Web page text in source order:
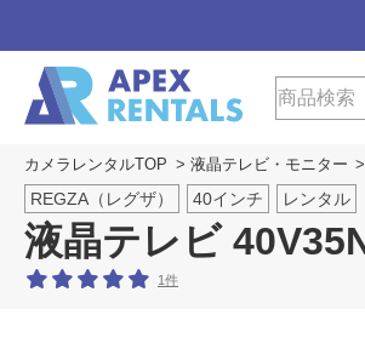
カメラレンタルTOP > 液晶テレビ・モニター >
REGZA（レグザ）
液晶テレビ
40インチ レンタル
1件